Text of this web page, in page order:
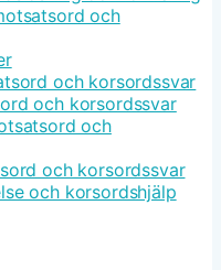
och
och korsordssvar
och korsordssvar
och
och korsordssvar
och korsordshjälp